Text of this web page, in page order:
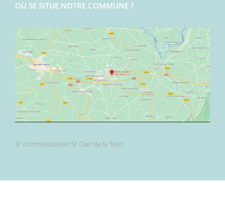
OÙ SE SITUE NOTRE COMMUNE ?
@ communication St Clair de la Tour